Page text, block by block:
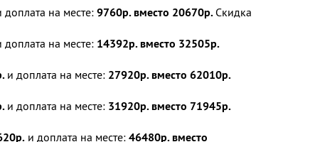
доплата на месте: 9760р. вместо 20670р. Скидка
доплата на месте: 14392р. вместо 32505р.
и доплата на месте: 27920р. вместо 62010р.
и доплата на месте: 31920р. вместо 71945р.
и доплата на месте: 46480р. вместо